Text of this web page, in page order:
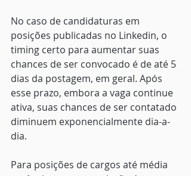
No caso de candidaturas em
posições publicadas no Linkedin, o
timing certo para aumentar suas
chances de ser convocado é de até 5
dias da postagem, em geral. Após
esse prazo, embora a vaga continue
ativa, suas chances de ser contatado
diminuem exponencialmente dia-a-
dia.
Para posições de cargos até média